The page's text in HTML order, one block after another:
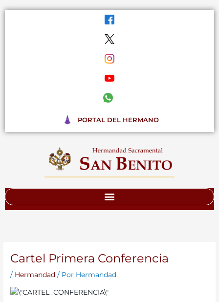
PORTAL DEL HERMANO
Cartel Primera Conferencia
/ Hermandad / Por Hermandad